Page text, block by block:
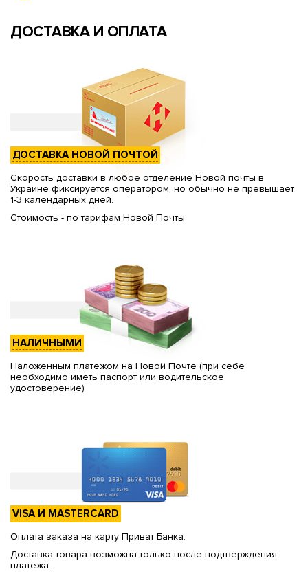
ДОСТАВКА И ОПЛАТА
ДОСТАВКА НОВОЙ ПОЧТОЙ
Скорость доставки в любое отделение Новой почты в
Украине фиксируется оператором, но обычно не превышает
1-3 календарных дней.
Стоимость - по тарифам Новой Почты.
НАЛИЧНЫМИ
Наложенным платежом на Новой Почте (при себе
необходимо иметь паспорт или водительское
удостоверение)
VISA И MASTERCARD
Оплата заказа на карту Приват Банка.
Доставка товара возможна только после подтверждения
платежа.